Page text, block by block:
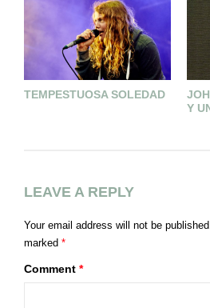
TEMPESTUOSA SOLEDAD
Y
LEAVE A REPLY
Your email address will not be published.
marked *
Comment *